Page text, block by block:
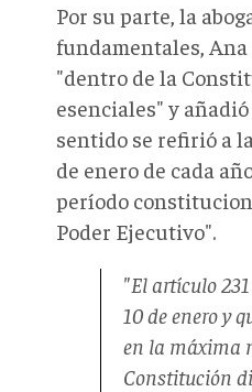
Por su parte, la
fundamentales,
"dentro de la
esenciales" y
sentido se refirió a
de enero de cada
período
Poder Ejecutivo".
"El artículo
10 de enero y
en la máxima
Constitución